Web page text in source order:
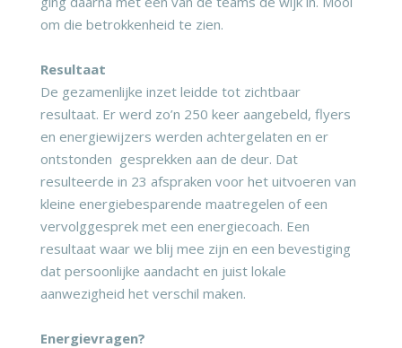
om die betrokkenheid te zien.
Resultaat
De gezamenlijke inzet leidde tot zichtbaar
resultaat. Er werd zo’n 250 keer aangebeld, flyers
en energiewijzers werden achtergelaten en er
ontstonden gesprekken aan de deur. Dat
resulteerde in 23 afspraken voor het uitvoeren van
kleine energiebesparende maatregelen of een
vervolggesprek met een energiecoach. Een
resultaat waar we blij mee zijn en een bevestiging
dat persoonlijke aandacht en juist lokale
aanwezigheid het verschil maken.
Energievragen?